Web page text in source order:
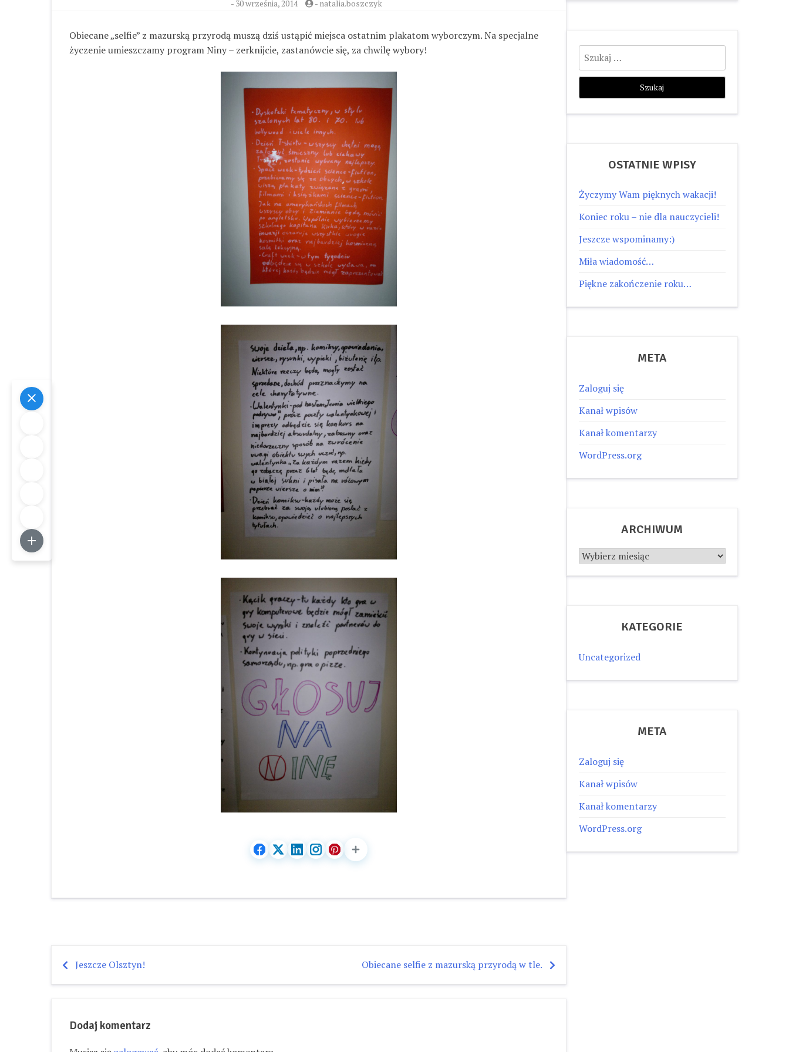
- 30 września, 2014 - natalia.boszczyk
Obiecane „selfie” z mazurską przyrodą muszą dziś ustąpić miejsca ostatnim plakatom wyborczym. Na specjalne
życzenie umieszczamy program Niny – zerknijcie, zastanówcie się, za chwilę wybory!
Nawigacja
Jeszcze Olsztyn! Obiecane selfie z mazurską przyrodą w tle.
Dodaj komentarz
Szukaj:
OSTATNIE WPISY
Życzymy Wam pięknych wakacji!
Koniec roku – nie dla nauczycieli!
Jeszcze wspominamy:)
Miła wiadomość…
Piękne zakończenie roku…
META
Zaloguj się
Kanał wpisów
Kanał komentarzy
WordPress.org
ARCHIWUM
Archiwum
KATEGORIE
Uncategorized
META
Zaloguj się
Kanał wpisów
Kanał komentarzy
WordPress.org